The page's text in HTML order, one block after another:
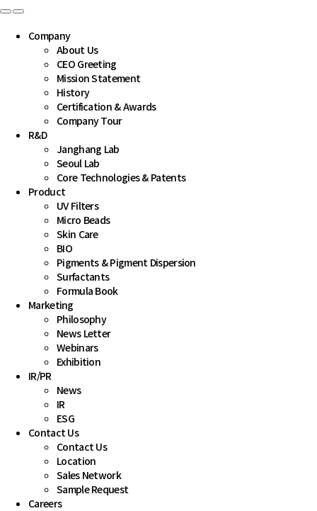
Company
About Us
CEO Greeting
Mission Statement
History
Certification & Awards
Company Tour
R&D
Janghang Lab
Seoul Lab
Core Technologies & Patents
Product
UV Filters
Micro Beads
Skin Care
BIO
Pigments & Pigment Dispersion
Surfactants
Formula Book
Marketing
Philosophy
News Letter
Webinars
Exhibition
IR/PR
News
IR
ESG
Contact Us
Contact Us
Location
Sales Network
Sample Request
Careers